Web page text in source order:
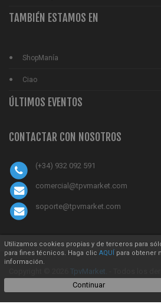
TAMBIÉN ESTAMOS EN
ShopManía
Ciao
ÚLTIMOS EVENTOS
CONTACTAR CON NOSOTROS
(+34) 932 092 591
comercial@tpvmarket.com
soporte@tpvmarket.com
TpvMarket. - Todos los
Utilizamos cookies propias y de terceros para
para fines técnicos. Haga clic AQUÍ para obtener
información.
Continuar